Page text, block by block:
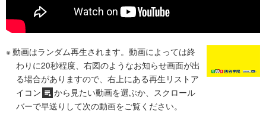
動画はランダム再生されます。動画によっては終
わりに20秒程度、右図のようなお知らせ画面が出
る場合がありますので、右上にある再生リストア
イコン
から見たい動画を選ぶか、スクロール
バーで早送りして次の動画をご覧ください。